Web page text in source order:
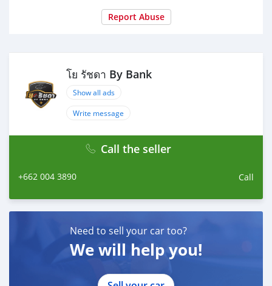
✔️รับประกันเครื่องยนต์ และเกียร์ 1 ปี
#MAZDA
#MAZDA2
Report Abuse
โย รัชดา By Bank
Show all ads
Write message
Call the seller
+662 004 3890 Call
Need to sell your car too?
We will help you!